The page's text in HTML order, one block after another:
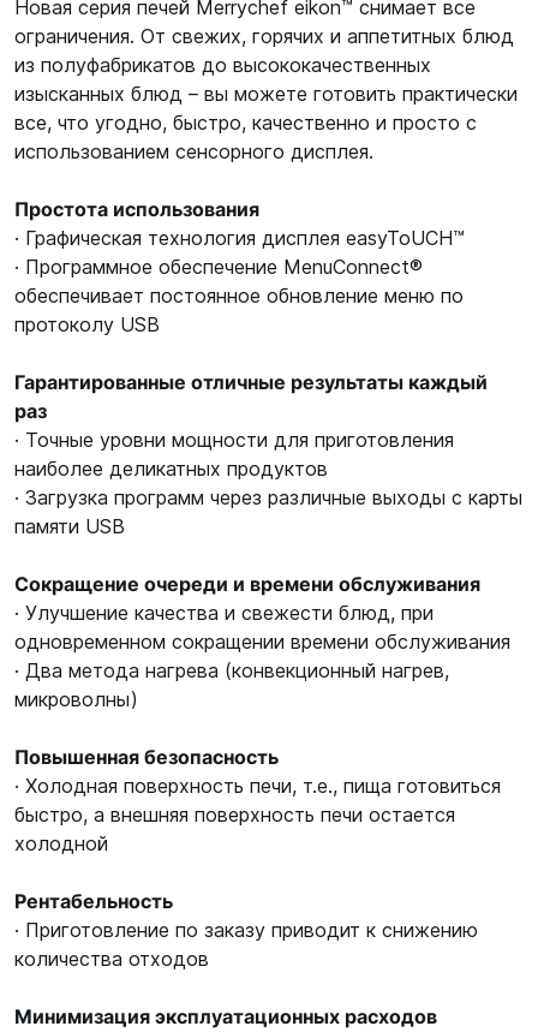
Новая серия печей Merrychef eikon™ снимает все
ограничения. От свежих, горячих и аппетитных блюд
из полуфабрикатов до высококачественных
изысканных блюд – вы можете готовить практически
все, что угодно, быстро, качественно и просто с
использованием сенсорного дисплея.
Простота использования
· Графическая технология дисплея easyToUCH™
· Программное обеспечение MenuConnect®
обеспечивает постоянное обновление меню по
протоколу USB
Гарантированные отличные результаты каждый
раз
· Точные уровни мощности для приготовления
наиболее деликатных продуктов
· Загрузка программ через различные выходы с карты
памяти USB
Сокращение очереди и времени обслуживания
· Улучшение качества и свежести блюд, при
одновременном сокращении времени обслуживания
· Два метода нагрева (конвекционный нагрев,
микроволны)
Повышенная безопасность
· Холодная поверхность печи, т.е., пища готовиться
быстро, а внешняя поверхность печи остается
холодной
Рентабельность
· Приготовление по заказу приводит к снижению
количества отходов
Минимизация эксплуатационных расходов